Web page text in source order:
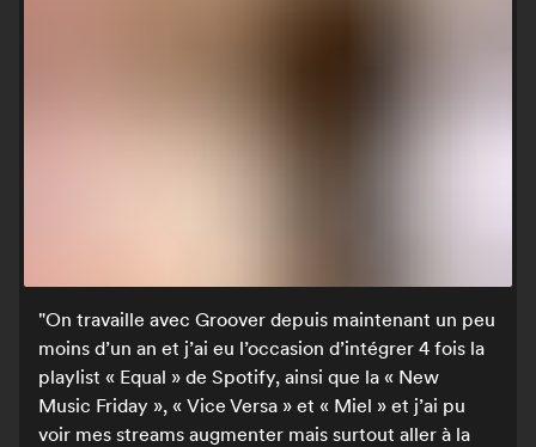
On travaille avec Groover depuis maintenant un peu
moins d’un an et j’ai eu l’occasion d’intégrer 4 fois la
playlist « Equal » de Spotify, ainsi que la « New
Music Friday », « Vice Versa » et « Miel » et j’ai pu
voir mes streams augmenter mais surtout aller à la